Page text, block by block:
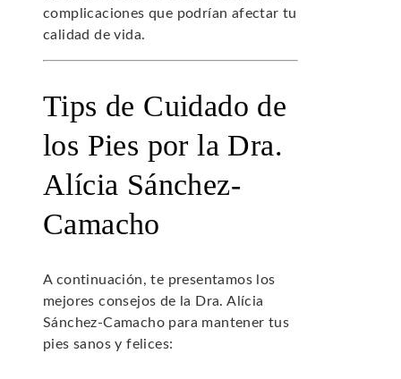
complicaciones que podrían afectar tu
calidad de vida.
Tips de Cuidado de
los Pies por la Dra.
Alícia Sánchez-
Camacho
A continuación, te presentamos los
mejores consejos de la Dra. Alícia
Sánchez-Camacho para mantener tus
pies sanos y felices: